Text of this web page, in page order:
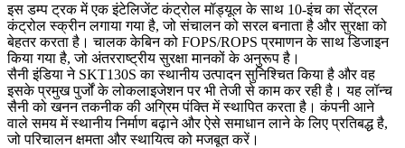
इस डम्प ट्रक में एक इंटेलिजेंट कंट्रोल मॉड्यूल के साथ 10-इंच का सेंट्रल
कंट्रोल स्क्रीन लगाया गया है, जो संचालन को सरल बनाता है और सुरक्षा को
बेहतर करता है। चालक केबिन को FOPS/ROPS प्रमाणन के साथ डिजाइन
किया गया है, जो अंतरराष्ट्रीय सुरक्षा मानकों के अनुरूप है।
सैनी इंडिया ने SKT130S का स्थानीय उत्पादन सुनिश्चित किया है और वह
इसके प्रमुख पुर्जों के लोकलाइजेशन पर भी तेजी से काम कर रही है। यह लॉन्च
सैनी को खनन तकनीक की अग्रिम पंक्ति में स्थापित करता है। कंपनी आने
वाले समय में स्थानीय निर्माण बढ़ाने और ऐसे समाधान लाने के लिए प्रतिबद्ध है,
जो परिचालन क्षमता और स्थायित्व को मजबूत करें।